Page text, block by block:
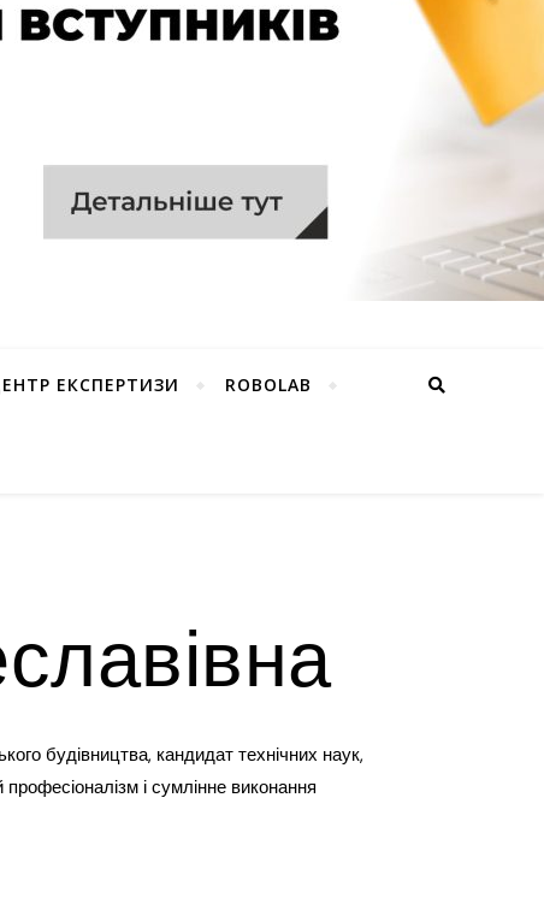
ЕКСПЕРТИЗИ ROBOLAB
будівництва, кандидат технічних наук,
і сумлінне виконання